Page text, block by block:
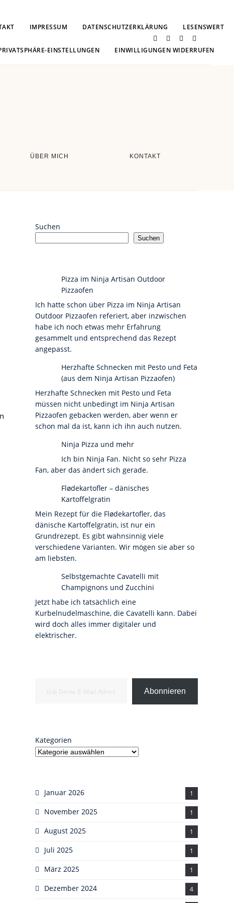
IMPRESSUM DATENSCHUTZERKLÄRUNG LESENSWERT
EINSTELLUNGEN EINWILLIGUNGEN WIDERRUFEN
ÜBER MICH KONTAKT
Suchen
Suchen
Pizza im Ninja Artisan Outdoor
Pizzaofen
Ich hatte schon über Pizza im Ninja Artisan
Outdoor Pizzaofen referiert, aber inzwischen
habe ich noch etwas mehr Erfahrung
gesammelt und entsprechend das Rezept
angepasst.
Herzhafte Schnecken mit Pesto und Feta
(aus dem Ninja Artisan Pizzaofen)
Herzhafte Schnecken mit Pesto und Feta
müssen nicht unbedingt im Ninja Artisan
Pizzaofen gebacken werden, aber wenn er
schon mal da ist, kann ich ihn auch nutzen.
Ninja Pizza und mehr
Ich bin Ninja Fan. Nicht so sehr Pizza
Fan, aber das ändert sich gerade.
Flødekartofler – dänisches
Kartoffelgratin
Mein Rezept für die Flødekartofler, das
dänische Kartoffelgratin, ist nur ein
Grundrezept. Es gibt wahnsinnig viele
verschiedene Varianten. Wir mögen sie aber so
am liebsten.
Selbstgemachte Cavatelli mit
Champignons und Zucchini
Jetzt habe ich tatsächlich eine
Kurbelnudelmaschine, die Cavatelli kann. Dabei
wird doch alles immer digitaler und
elektrischer.
Abonnieren
Kategorien
Januar 2026 1
November 2025 1
August 2025 1
Juli 2025 1
März 2025 1
Dezember 2024 4